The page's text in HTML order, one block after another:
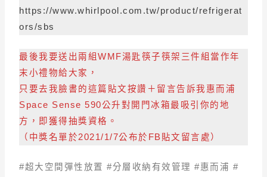
https://www.whirlpool.com.tw/product/refrigerat
ors/sbs
最後我要送出兩組WMF湯匙筷子筷架三件組當作年
末小禮物給大家，
只要去我臉書的這篇貼文按讚＋留言告訴我惠而浦
Space Sense 590公升對開門冰箱最吸引你的地
方，即獲得抽獎資格。
（中獎名單於2021/1/7公布於FB貼文留言處）
#超大空間彈性放置 #分層收納有效管理 #惠而浦 #